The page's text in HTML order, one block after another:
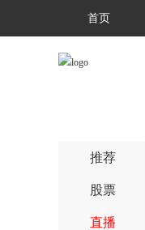
首页
推荐
股票
直播